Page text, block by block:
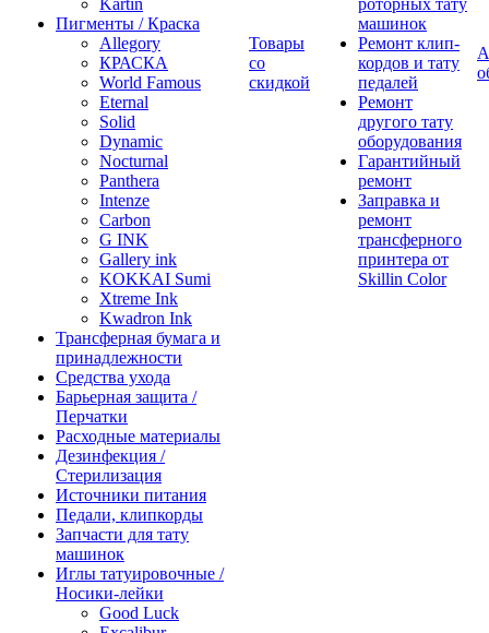
Kartin
Пигменты / Краска
Allegory
КРАСКА
World Famous
Eternal
Solid
Dynamic
Nocturnal
Panthera
Intenze
Carbon
G INK
Gallery ink
KOKKAI Sumi
Xtreme Ink
Kwadron Ink
Трансферная бумага и
принадлежности
Средства ухода
Барьерная защита /
Перчатки
Расходные материалы
Дезинфекция /
Стерилизация
Источники питания
Педали, клипкорды
Запчасти для тату
машинок
Иглы татуировочные /
Носики-лейки
Good Luck
Товары
со
скидкой
роторных тату
машинок
Ремонт клип-
кордов и тату
педалей
Ремонт
другого тату
оборудования
Гарантийный
ремонт
Заправка и
ремонт
трансферного
принтера от
Skillin Color